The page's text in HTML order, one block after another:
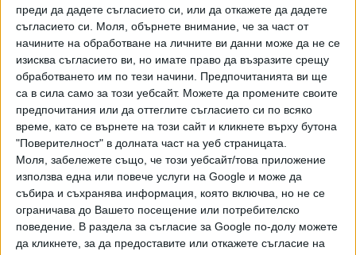
преди да дадете съгласието си, или да откажете да дадете
съгласието си.
Моля, обърнете внимание, че за част от
начините на обработване на личните ви данни може да не се
изисква съгласието ви, но имате право да възразите срещу
обработването им по тези начини. Предпочитанията ви ще
са в сила само за този уебсайт. Можете да промените своите
предпочитания или да оттеглите съгласието си по всяко
време, като се върнете на този сайт и кликнете върху бутона
"Поверителност" в долната част на уеб страницата.
Моля, забележете също, че този уебсайт/това приложение
използва една или повече услуги на Google и може да
събира и съхранява информация, която включва, но не се
ограничава до Вашето посещение или потребителско
поведение. В раздела за съгласие за Google по-долу можете
да кликнете, за да предоставите или откажете съгласие на
Видео Разгледай всички